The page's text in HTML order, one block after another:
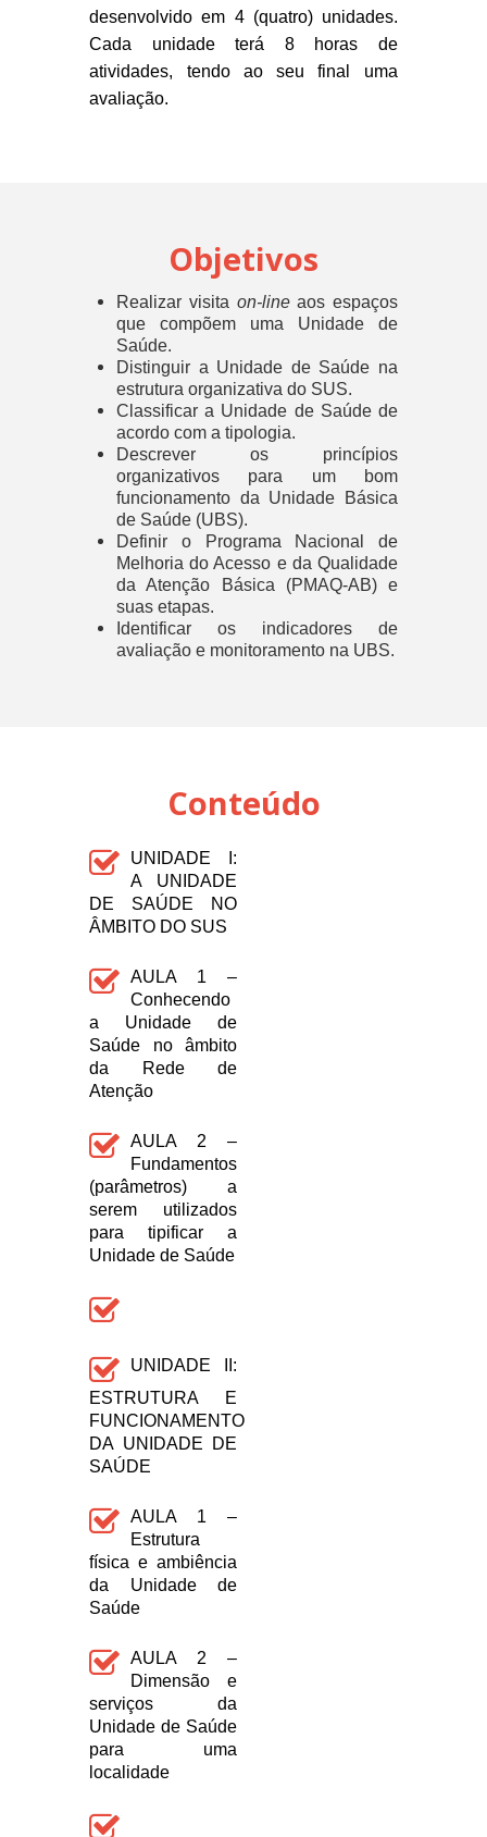
desenvolvido em 4 (quatro) unidades.
Cada unidade terá 8 horas de
atividades, tendo ao seu final uma
avaliação.
Objetivos
Realizar visita on-lineaos espaços
que compõem uma Unidade de
Saúde.
Distinguir a Unidade de Saúde na
estrutura organizativa do SUS.
Classificar a Unidade de Saúde de
acordo com a tipologia.
Descrever os princípios
organizativos para um bom
funcionamento da Unidade Básica
de Saúde (UBS).
Definir o Programa Nacional de
Melhoria do Acesso e da Qualidade
da Atenção Básica (PMAQ-AB) e
suas etapas.
Identificar os indicadores de
avaliação e monitoramento na UBS.
Conteúdo
UNIDADE I:
A UNIDADE
DE SAÚDE NO
ÂMBITO DO SUS
AULA 1 –
Conhecendo
a Unidade de
Saúde no âmbito
da Rede de
Atenção
AULA 2 –
Fundamentos
(parâmetros) a
serem utilizados
para tipificar a
Unidade de Saúde
UNIDADE II:
ESTRUTURA E
FUNCIONAMENTO
DA UNIDADE DE
SAÚDE
AULA 1 –
Estrutura
física e ambiência
da Unidade de
Saúde
AULA 2 –
Dimensão e
serviços da
Unidade de Saúde
para uma
localidade